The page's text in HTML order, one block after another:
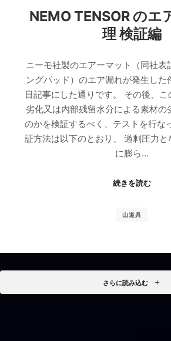
NEMO TENSOR のエ
理 検証編
ニーモ社製のエアーマット（同社表
ングパッド）のエア漏れが発生した
日記事にした通りです。 その後、
劣化又は内部残留水分による素材の
のかを検証するべく、テストを行な
証方法は以下のとおり、 過剰圧力
に膨ら…
続きを読む
山道具
さらに読み込む